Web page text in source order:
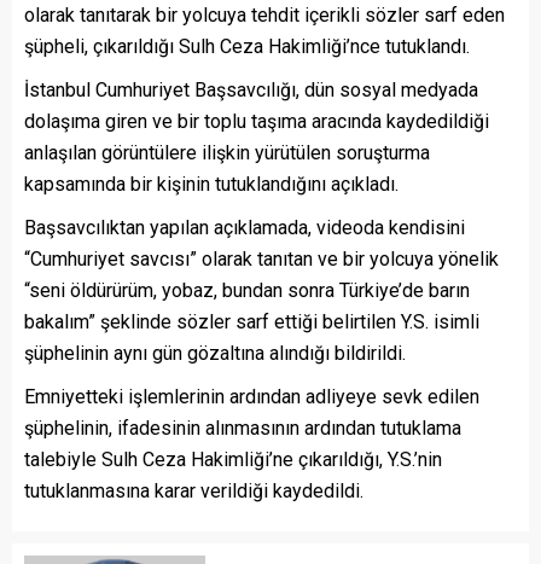
olarak tanıtarak bir yolcuya tehdit içerikli sözler sarf eden
şüpheli, çıkarıldığı Sulh Ceza Hakimliği’nce tutuklandı.
İstanbul Cumhuriyet Başsavcılığı, dün sosyal medyada
dolaşıma giren ve bir toplu taşıma aracında kaydedildiği
anlaşılan görüntülere ilişkin yürütülen soruşturma
kapsamında bir kişinin tutuklandığını açıkladı.
Başsavcılıktan yapılan açıklamada, videoda kendisini
“Cumhuriyet savcısı” olarak tanıtan ve bir yolcuya yönelik
“seni öldürürüm, yobaz, bundan sonra Türkiye’de barın
bakalım” şeklinde sözler sarf ettiği belirtilen Y.S. isimli
şüphelinin aynı gün gözaltına alındığı bildirildi.
Emniyetteki işlemlerinin ardından adliyeye sevk edilen
şüphelinin, ifadesinin alınmasının ardından tutuklama
talebiyle Sulh Ceza Hakimliği’ne çıkarıldığı, Y.S.’nin
tutuklanmasına karar verildiği kaydedildi.